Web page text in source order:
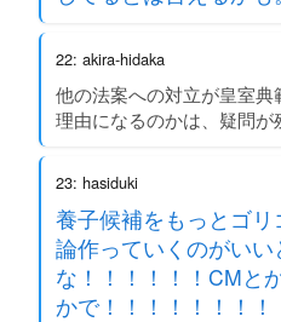
22: akira-hidaka
他の法案への対立が皇室
理由になるのかは、疑問が
23: hasiduki
養子候補をもっとゴ
論作っていくのがいい
な！！！！！！CMと
かで！！！！！！！！